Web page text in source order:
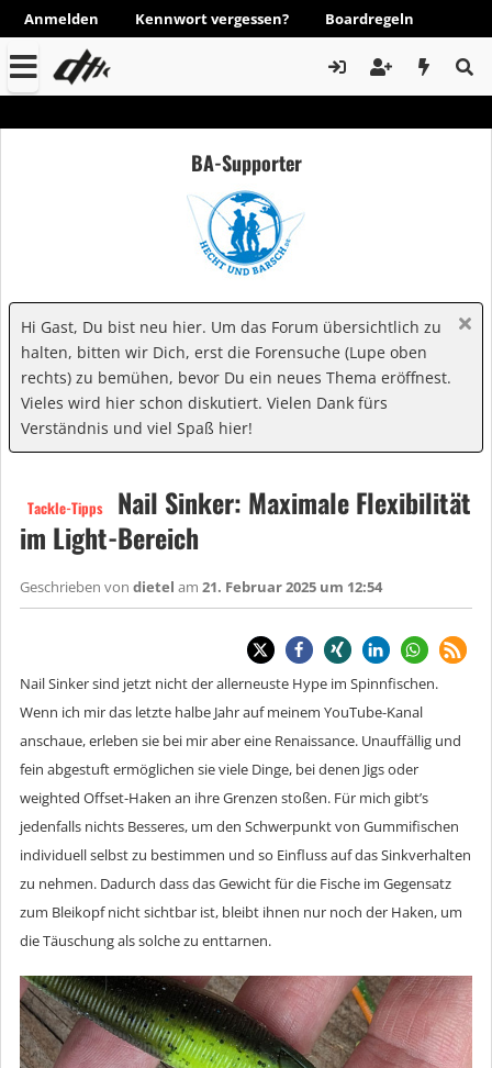
Anmelden Kennwort vergessen? Boardregeln
BA-Supporter
Hi Gast, Du bist neu hier. Um das Forum übersichtlich zu
halten, bitten wir Dich, erst die Forensuche (Lupe oben
rechts) zu bemühen, bevor Du ein neues Thema eröffnest.
Vieles wird hier schon diskutiert. Vielen Dank fürs
Verständnis und viel Spaß hier!
Tackle-Tipps
Nail Sinker: Maximale Flexibilität
im Light-Bereich
Geschrieben von dietel am 21. Februar 2025 um 12:54
Nail Sinker sind jetzt nicht der allerneuste Hype im Spinnfischen.
Wenn ich mir das letzte halbe Jahr auf meinem YouTube-Kanal
anschaue, erleben sie bei mir aber eine Renaissance. Unauffällig und
fein abgestuft ermöglichen sie viele Dinge, bei denen Jigs oder
weighted Offset-Haken an ihre Grenzen stoßen. Für mich gibt’s
jedenfalls nichts Besseres, um den Schwerpunkt von Gummifischen
individuell selbst zu bestimmen und so Einfluss auf das Sinkverhalten
zu nehmen. Dadurch dass das Gewicht für die Fische im Gegensatz
zum Bleikopf nicht sichtbar ist, bleibt ihnen nur noch der Haken, um
die Täuschung als solche zu enttarnen.